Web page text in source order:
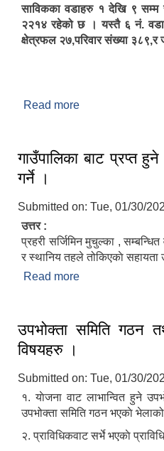
साविकका वडाहरु १ देखि ९ सम्म
२२१४ रहेको छ । यस्तै ६ नं. वडा
क्षेत्रफल २७,परिवार संख्या
Read more
गाउँपालिका बाट प्रप्त
गर्ने ।
Submitted on: Tue, 01/30/
उत्तर :
प्रहरी सर्जिमिन मुचुल्का ,
र स्थानिय तहले तोकिएकाे सहायता
Read more
उपभोक्ता समिति गठन
विषयहरु ।
Submitted on: Tue, 01/30/
१. याेजना वाट लाभान्वित हुने
उपभोक्ता समिति गठन भएकाे
२. प्राविधिकवाट सर्भे भएकाे